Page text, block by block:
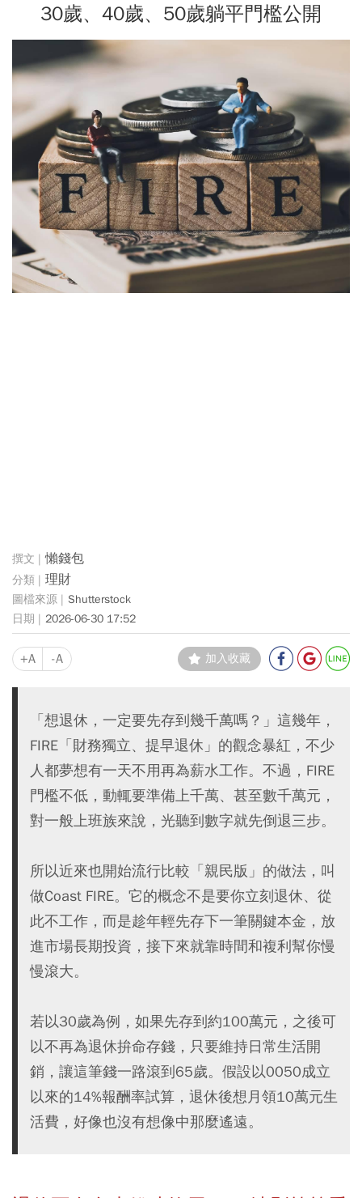
30歲、40歲、50歲躺平門檻公開
懶錢包
理財
Shutterstock
2026-06-30 17:52
+A -A 加入收藏
「想退休，一定要先存到幾千萬嗎？」這幾年，
FIRE「財務獨立、提早退休」的觀念暴紅，不少
人都夢想有一天不用再為薪水工作。不過，FIRE
門檻不低，動輒要準備上千萬、甚至數千萬元，
對一般上班族來說，光聽到數字就先倒退三步。
所以近來也開始流行比較「親民版」的做法，叫
做Coast FIRE。它的概念不是要你立刻退休、從
此不工作，而是趁年輕先存下一筆關鍵本金，放
進市場長期投資，接下來就靠時間和複利幫你慢
慢滾大。
若以30歲為例，如果先存到約100萬元，之後可
以不再為退休拚命存錢，只要維持日常生活開
銷，讓這筆錢一路滾到65歲。假設以0050成立
以來的14%報酬率試算，退休後想月領10萬元生
活費，好像也沒有想像中那麼遙遠。